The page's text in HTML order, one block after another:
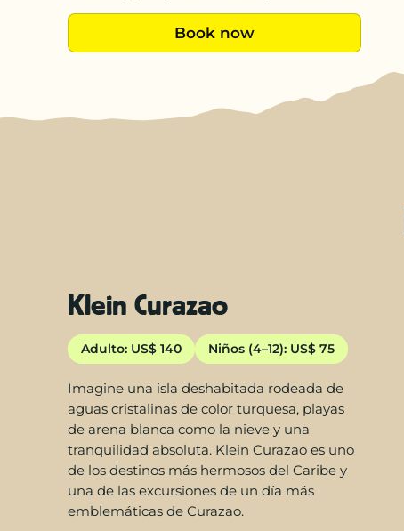
Book now
Klein Curazao
Adulto: US$ 140 Niños (4–12): US$ 75
Imagine una isla deshabitada rodeada de
aguas cristalinas de color turquesa, playas
de arena blanca como la nieve y una
tranquilidad absoluta. Klein Curazao es uno
de los destinos más hermosos del Caribe y
una de las excursiones de un día más
emblemáticas de Curazao.